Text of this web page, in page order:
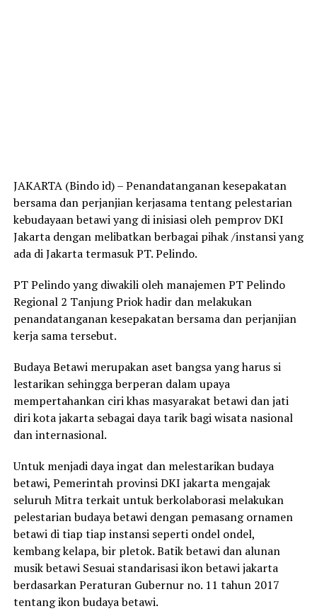
JAKARTA (Bindo id) – Penandatanganan kesepakatan
bersama dan perjanjian kerjasama tentang pelestarian
kebudayaan betawi yang di inisiasi oleh pemprov DKI
Jakarta dengan melibatkan berbagai pihak /instansi yang
ada di Jakarta termasuk PT. Pelindo.
PT Pelindo yang diwakili oleh manajemen PT Pelindo
Regional 2 Tanjung Priok hadir dan melakukan
penandatanganan kesepakatan bersama dan perjanjian
kerja sama tersebut.
Budaya Betawi merupakan aset bangsa yang harus si
lestarikan sehingga berperan dalam upaya
mempertahankan ciri khas masyarakat betawi dan jati
diri kota jakarta sebagai daya tarik bagi wisata nasional
dan internasional.
Untuk menjadi daya ingat dan melestarikan budaya
betawi, Pemerintah provinsi DKI jakarta mengajak
seluruh Mitra terkait untuk berkolaborasi melakukan
pelestarian budaya betawi dengan pemasang ornamen
betawi di tiap tiap instansi seperti ondel ondel,
kembang kelapa, bir pletok. Batik betawi dan alunan
musik betawi Sesuai standarisasi ikon betawi jakarta
berdasarkan Peraturan Gubernur no. 11 tahun 2017
tentang ikon budaya betawi.